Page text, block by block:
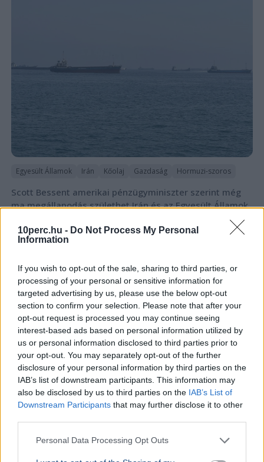
10perc.hu - Do Not Process My Personal
Information
If you wish to opt-out of the sale, sharing to third parties, or
processing of your personal or sensitive information for
targeted advertising by us, please use the below opt-out
section to confirm your selection. Please note that after your
opt-out request is processed you may continue seeing
interest-based ads based on personal information utilized by
us or personal information disclosed to third parties prior to
your opt-out. You may separately opt-out of the further
disclosure of your personal information by third parties on the
IAB’s list of downstream participants. This information may
also be disclosed by us to third parties on the IAB’s List of
Downstream Participants that may further disclose it to other
Personal Data Processing Opt Outs
Egyesült Államok Irán Kőolaj Gazdaság Hormuzi-szoros
Scott Bessent amerikai pénzügyminiszter szerint még
ma megállapodás születhet Irán és az Egyesült Államok
Bővebben...
BELFÖLD
Magyarországon a legnehezebb
szegényként bíróságra menni
Az Amnesty International Magyarország szerint
az EU-ban nálunk a legnehezebb szegényként
bírósághoz fordulni, ezért a jövedelmi küszöb
emelését javaso...
GAZDASÁG